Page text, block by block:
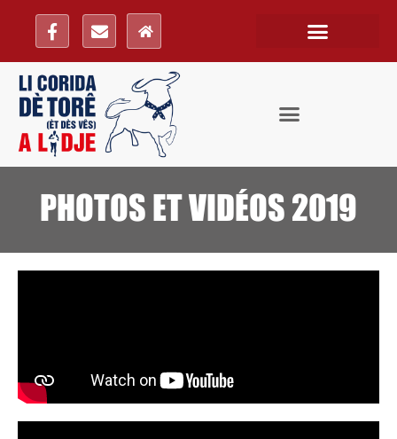
PHOTOS ET VIDÉOS 2019